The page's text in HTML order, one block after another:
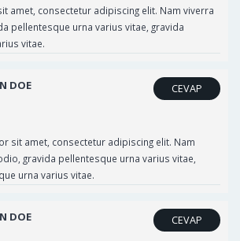
amet, consectetur adipiscing elit. Nam viverra
pellentesque urna varius vitae, gravida
vitae.
DOE CEVAP
sit amet, consectetur adipiscing elit. Nam
gravida pellentesque urna varius vitae,
urna varius vitae.
DOE CEVAP